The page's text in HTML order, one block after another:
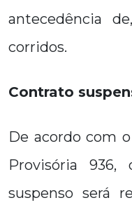
antecedência
corridos.
Contrato
De acordo com
Provisória
suspenso será